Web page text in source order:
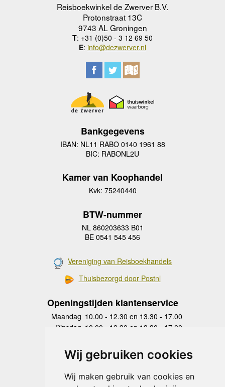
Wij gebruiken cookies
Wij maken gebruik van cookies en
Reisboekwinkel de Zwerver B.V.
Protonstraat 13C
9743 AL Groningen
T: +31 (0)50 - 3 12 69 50
E: info@dezwerver.nl
Bankgegevens
IBAN: NL11 RABO 0140 1961 88
BIC: RABONL2U
Kamer van Koophandel
Kvk: 75240440
BTW-nummer
NL 860203633 B01
BE 0541 545 456
Vereniging van Reisboekhandels
Thuisbezorgd door Postnl
Openingstijden klantenservice
Maandag 10.00 - 12.30 en 13.30 - 17.00
Dinsdag 10.00 - 12.30 en 13.30 - 17.00
Donderdag
10.00 - 12.30 en 13.30 - 17.00
Vrijdag 10.00 - 12.30 en 13.30 - 17.00
Zaterdag
gesloten
Zondag gesloten